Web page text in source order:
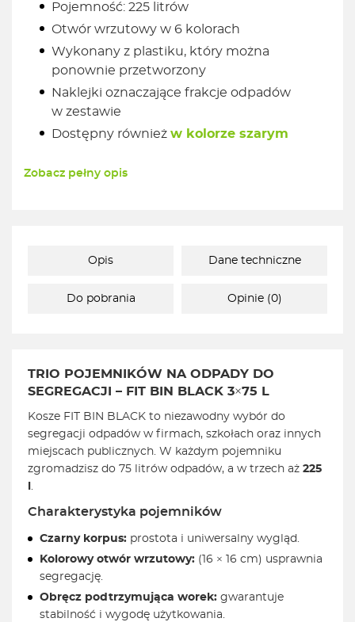
Pojemność: 225 litrów
Otwór wrzutowy w 6 kolorach
Wykonany z plastiku, który można
ponownie przetworzony
Naklejki oznaczające frakcje odpadów
w zestawie
Dostępny również w kolorze szarym
Zobacz pełny opis
Opis Dane techniczne
Do pobrania Opinie (0)
TRIO POJEMNIKÓW NA ODPADY DO
SEGREGACJI – FIT BIN BLACK 3×75 L
Kosze FIT BIN BLACK to niezawodny wybór do
segregacji odpadów w firmach, szkołach oraz innych
miejscach publicznych. W każdym pojemniku
zgromadzisz do 75 litrów odpadów, a w trzech aż 225
.
Charakterystyka pojemników
Czarny korpus: prostota i uniwersalny wygląd.
Kolorowy otwór wrzutowy: (16 × 16 cm) usprawnia
segregację.
Obręcz podtrzymująca worek: gwarantuje
stabilność i wygodę użytkowania.